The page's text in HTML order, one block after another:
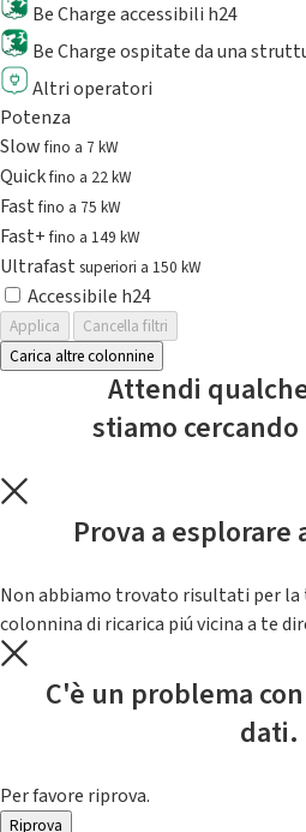
Be Charge accessibili h24
Be Charge ospitate da una
Altri operatori
Potenza
Slowfino a 7 kW
Quickfino a 22 kW
Fastfino a 75 kW
Fast+fino a 149 kW
Ultrafast superiori a 150 kW
Accessibile h24
Applica
Cancella filtri
Carica altre colonnine
Attendi
stiamo
Prova a
Non abbiamo trovato risultati per la
colonnina di ricarica piú vicina a te
C'è un problema
dati.
Per favore riprova.
Riprova